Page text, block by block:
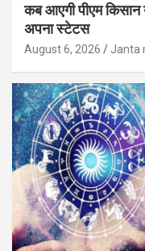
कब आएगी पीएम
अपना स्टेटस
August 6, 2026 Janta